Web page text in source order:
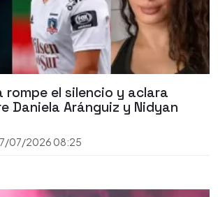
rompe el silencio y aclara
Daniela Aránguiz y Nidyan
07/2026 08:25